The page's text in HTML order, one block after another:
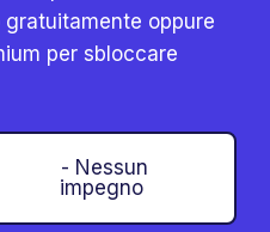
gratuitamente oppure
per sbloccare
- Nessun
impegno